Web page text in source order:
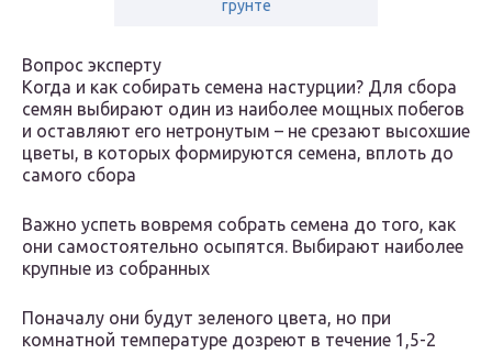
грунте
Вопрос эксперту
Когда и как собирать семена настурции? Для сбора
семян выбирают один из наиболее мощных побегов
и оставляют его нетронутым – не срезают высохшие
цветы, в которых формируются семена, вплоть до
самого сбора
Важно успеть вовремя собрать семена до того, как
они самостоятельно осыпятся. Выбирают наиболее
крупные из собранных
Поначалу они будут зеленого цвета, но при
комнатной температуре дозреют в течение 1,5-2